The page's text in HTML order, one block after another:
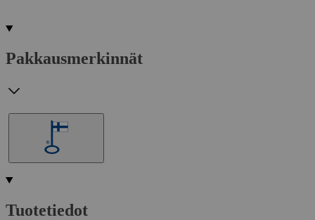
Pakkausmerkinnät
Tuotetiedot